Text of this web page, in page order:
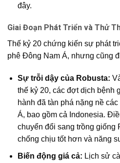
đây.
Giai Đoạn Phát Triển và Thử
Thế kỷ 20 chứng kiến sự phát
phê Đông Nam Á, nhưng cũng
Sự trỗi dậy của Robusta:
thế kỷ 20, các đợt dịch bệnh
hành đã tàn phá nặng nề
Á, bao gồm cả Indonesia.
chuyển đổi sang trồng giống
chống chịu tốt hơn và năng
Biến động giá cả: Lịch sử